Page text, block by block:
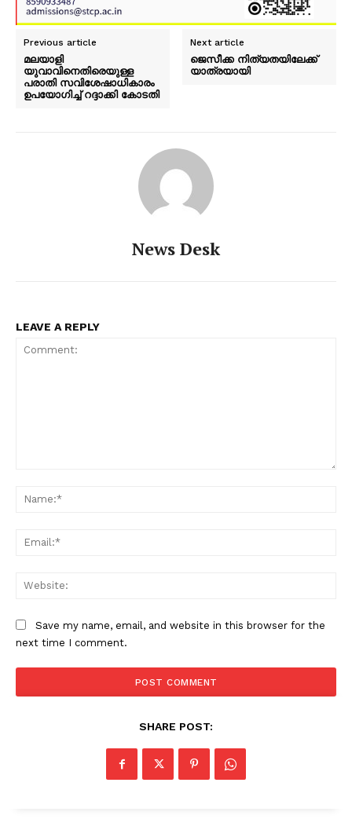
PALA VISION
Previous article
മലയാളി
യുവാവിനെതിരെയുള്ള
പരാതി സവിശേഷാധികാരം
ഉപയോഗിച്ച് റദ്ദാക്കി കോടതി
Next article
ജെസീക്ക നിത്യതയിലേക്ക്
യാത്രയായി
News Desk
LEAVE A REPLY
Save my name, email, and website in this browser for the
next time I comment.
SHARE POST: